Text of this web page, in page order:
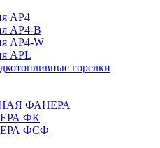
AP4
AP4-B
AP4-W
APL
горелки
ФАНЕРА
ФК
ФСФ